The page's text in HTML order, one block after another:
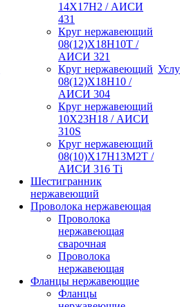
14Х17Н2 / АИСИ
431
Круг нержавеющий
08(12)Х18Н10Т /
АИСИ 321
Круг нержавеющий
08(12)Х18Н10 /
АИСИ 304
Круг нержавеющий
10Х23Н18 / АИСИ
310S
Круг нержавеющий
08(10)Х17Н13М2Т /
АИСИ 316 Тi
Шестигранник
нержавеющий
Проволока нержавеющая
Проволока
нержавеющая
сварочная
Проволока
нержавеющая
Фланцы нержавеющие
Фланцы